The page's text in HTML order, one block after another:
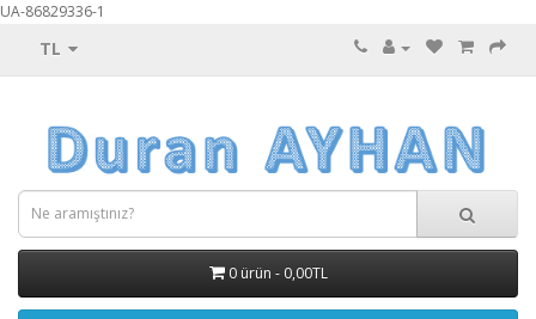
UA-86829336-1
TL
0 ürün - 0,00TL